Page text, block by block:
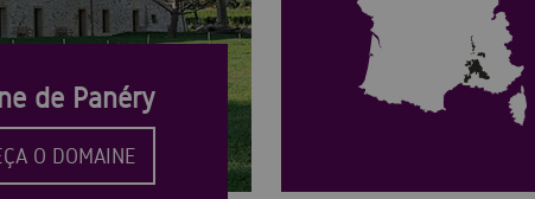
de Panéry
O DOMAINE